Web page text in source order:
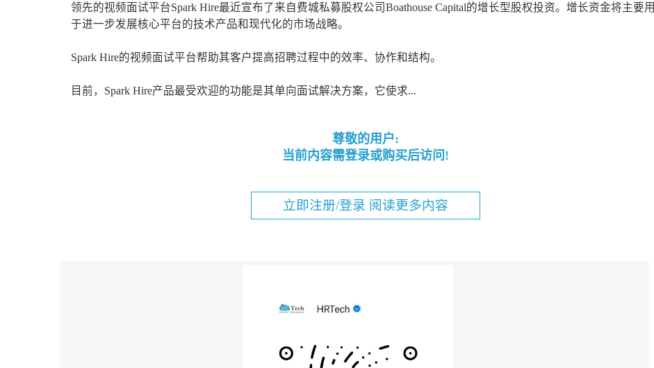
领先的视频面试平台Spark Hire最近宣布了来自费城私募股权公司Boathouse Capital的增长型股权投资。增长资金将主要用
于进一步发展核心平台的技术产品和现代化的市场战略。
Spark Hire的视频面试平台帮助其客户提高招聘过程中的效率、协作和结构。
目前，Spark Hire产品最受欢迎的功能是其单向面试解决方案，它使求...
尊敬的用户:
当前内容需登录或购买后访问!
立即注册/登录 阅读更多内容